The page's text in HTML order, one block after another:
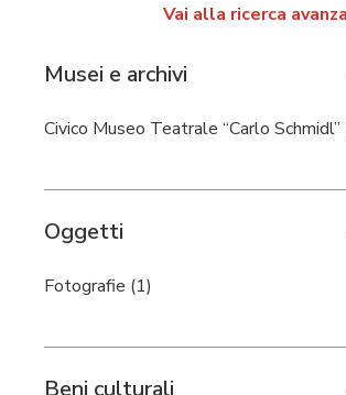
Vai alla ricerca
Musei e archivi
Civico Museo Teatrale “Carlo Schmidl”
Oggetti
Fotografie (1)
Beni culturali